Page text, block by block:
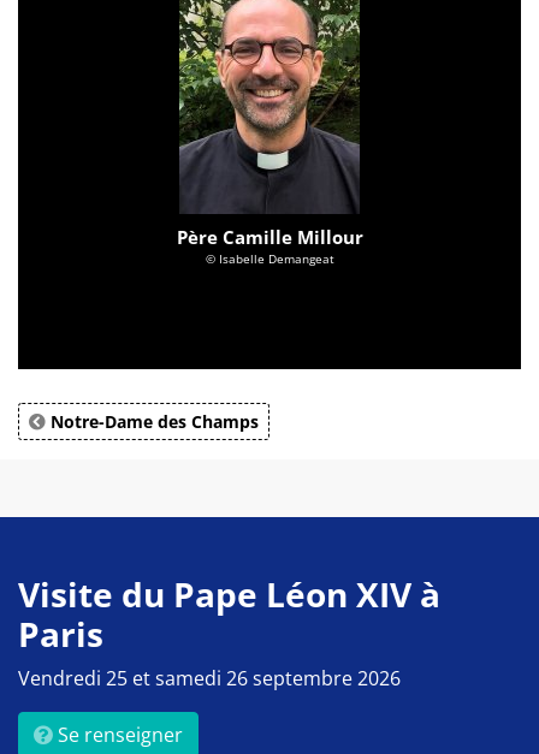
Père Camille Millour
© Isabelle Demangeat
Notre-Dame des Champs
Visite du Pape Léon XIV à
Paris
Vendredi 25 et samedi 26 septembre 2026
Se renseigner